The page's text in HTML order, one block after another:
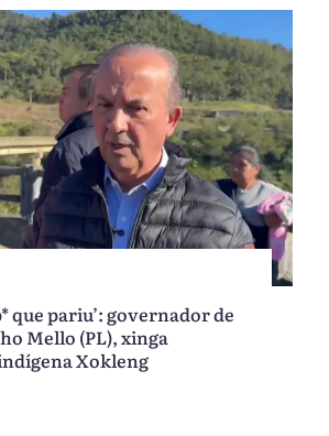
que pariu’: governador de
Mello (PL), xinga
Xokleng